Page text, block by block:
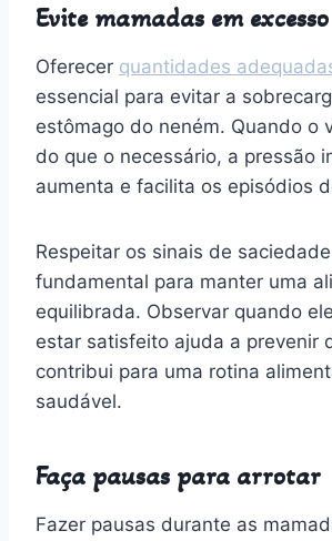
Evite mamadas em excesso
Oferecer quantidades
essencial para evitar a
estômago do neném. Quando o
do que o necessário, a pressão
aumenta e facilita os episódios
Respeitar os sinais de
fundamental para manter uma
equilibrada. Observar quando
estar satisfeito ajuda a prevenir
contribui para uma rotina
saudável.
Faça pausas para arrotar
Fazer pausas durante as